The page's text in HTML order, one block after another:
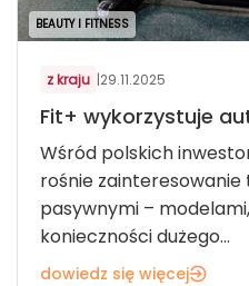
BEAUTY I FITNESS
z kraju |29.11.2025
Fit+ wykorzystuje
Wśród polskich
rośnie zainteresowanie
pasywnymi –
konieczności dużego...
dowiedz się więcej